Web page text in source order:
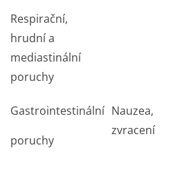
Respirační,
hrudní a
mediastinální
poruchy
Gastrointestinální
poruchy
Nauzea,
zvracení